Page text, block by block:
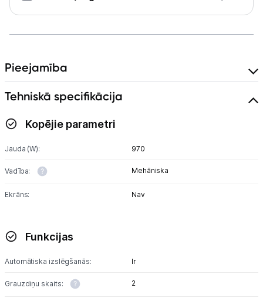
Apģērbu kopšana
Tehnikas izvešana
Pieejamība
Tehniskā specifikācija
Kopējie parametri
Jauda (W): 970
Vadība: Mehāniska
Ekrāns: Nav
Funkcijas
Automātiska izslēgšanās: Ir
Grauzdiņu skaits: 2